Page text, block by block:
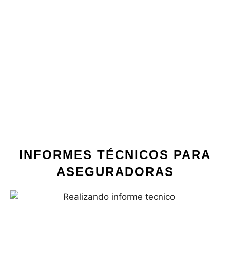
INFORMES TÉCNICOS PARA
ASEGURADORAS